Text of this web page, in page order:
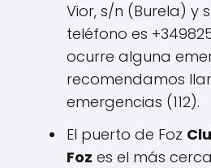
Vior, s/n (Burela) y
teléfono es
ocurre alguna
recomendamos
emergencias (112).
El puerto de Foz
Foz es el más